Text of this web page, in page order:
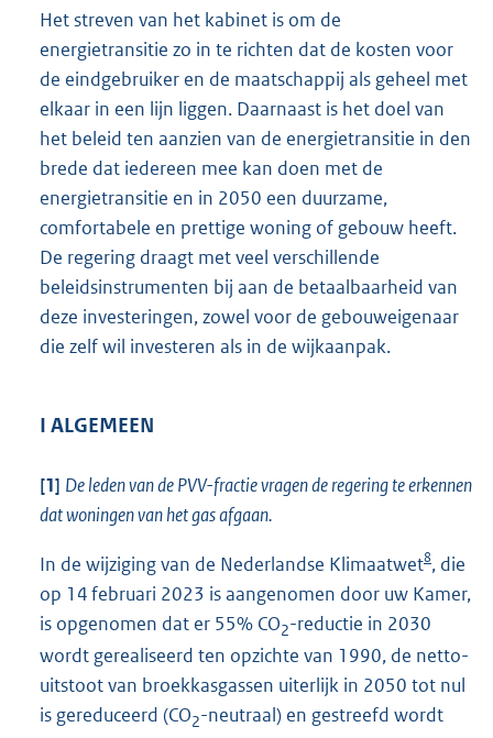
Het streven van het kabinet is om de
energietransitie zo in te richten dat de kosten voor
de eindgebruiker en de maatschappij als geheel met
elkaar in een lijn liggen. Daarnaast is het doel van
het beleid ten aanzien van de energietransitie in den
brede dat iedereen mee kan doen met de
energietransitie en in 2050 een duurzame,
comfortabele en prettige woning of gebouw heeft.
De regering draagt met veel verschillende
beleidsinstrumenten bij aan de betaalbaarheid van
deze investeringen, zowel voor de gebouweigenaar
die zelf wil investeren als in de wijkaanpak.
I ALGEMEEN
[1] De leden van de PVV-fractie vragen de regering te erkennen
dat woningen van het gas afgaan.
In de wijziging van de Nederlandse Klimaatwet8, die
op 14 februari 2023 is aangenomen door uw Kamer,
is opgenomen dat er 55% CO2-reductie in 2030
wordt gerealiseerd ten opzichte van 1990, de netto-
uitstoot van broekkasgassen uiterlijk in 2050 tot nul
is gereduceerd (CO2-neutraal) en gestreefd wordt